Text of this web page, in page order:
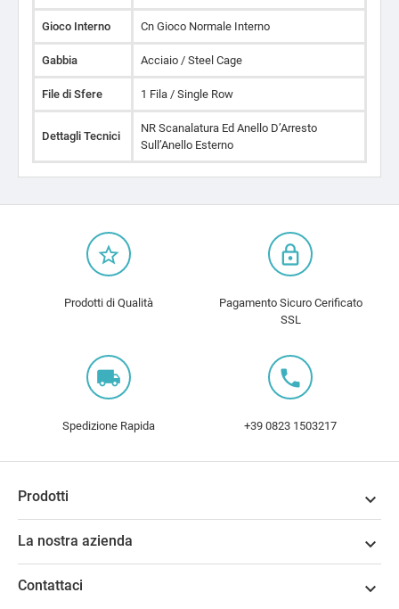
Gioco Interno Cn Gioco Normale Interno
Gabbia Acciaio / Steel Cage
File di Sfere 1 Fila / Single Row
Dettagli Tecnici
NR Scanalatura Ed Anello D’Arresto
Sull’Anello Esterno
star_border
Prodotti di Qualità
lock_outline
Pagamento Sicuro Cerificato
SSL
local_shipping
Spedizione Rapida
local_phone
+39 0823 1503217
Prodotti 
La nostra azienda 
Contattaci 